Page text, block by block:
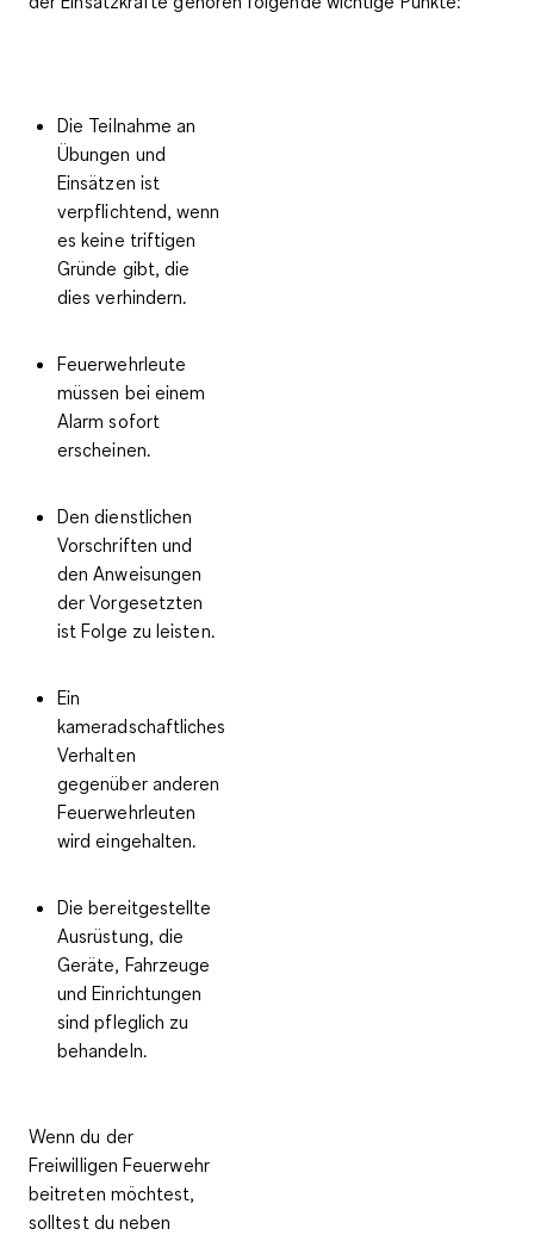
Die Teilnahme an
Übungen und
Einsätzen ist
verpflichtend, wenn
es keine triftigen
Gründe gibt, die
dies verhindern.
Feuerwehrleute
müssen bei einem
Alarm sofort
erscheinen.
Den dienstlichen
Vorschriften und
den Anweisungen
der Vorgesetzten
ist Folge zu leisten.
Ein
kameradschaftliches
Verhalten
gegenüber anderen
Feuerwehrleuten
wird eingehalten.
Die bereitgestellte
Ausrüstung, die
Geräte, Fahrzeuge
und Einrichtungen
sind pfleglich zu
behandeln.
Wenn du der
Freiwilligen Feuerwehr
beitreten möchtest,
solltest du neben